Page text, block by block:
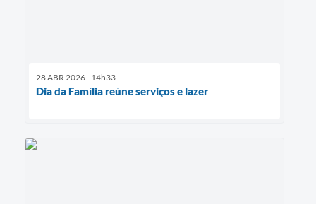
28 ABR 2026 - 14h33
Dia da Família reúne serviços e lazer